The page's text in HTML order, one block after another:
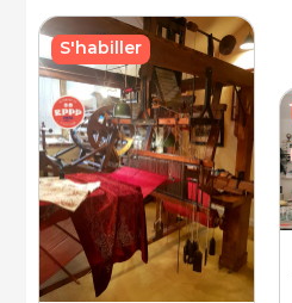
S'habiller